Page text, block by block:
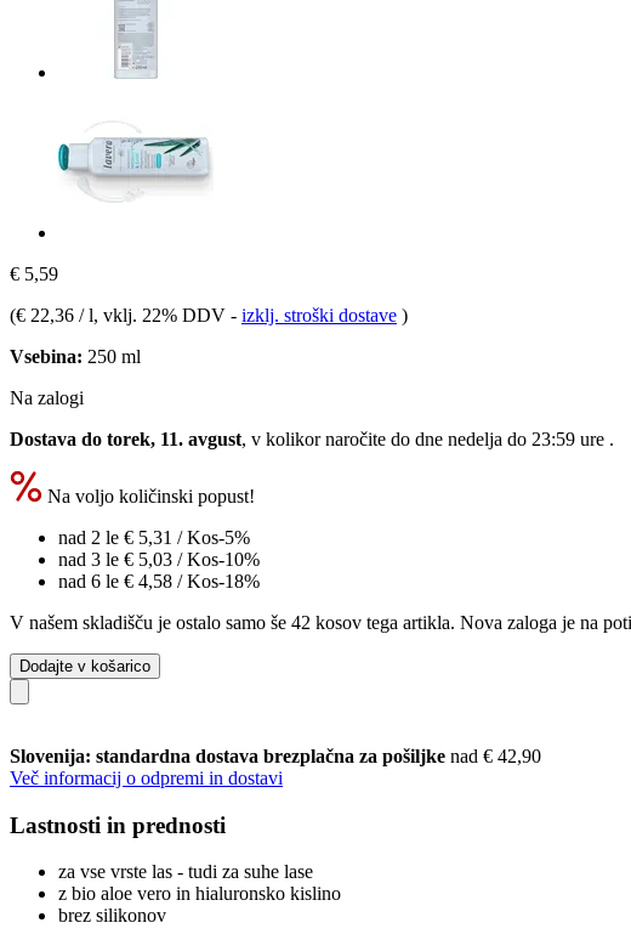
€ 5,59
(€ 22,36 / l, vklj. 22% DDV - izklj. stroški dostave )
Vsebina: 250 ml
Na zalogi
Dostava do torek, 11. avgust, v kolikor naročite do dne nedelja do 23:59 ure .
Na voljo količinski popust!
nad 2 le € 5,31 / Kos-5%
nad 3 le € 5,03 / Kos-10%
nad 6 le € 4,58 / Kos-18%
V našem skladišču je ostalo samo še 42 kosov tega artikla. Nova zaloga je na
Dodajte v košarico
Slovenija: standardna dostava brezplačna za pošiljke nad € 42,90
Več informacij o odpremi in dostavi
Lastnosti in prednosti
za vse vrste las - tudi za suhe lase
z bio aloe vero in hialuronsko kislino
brez silikonov